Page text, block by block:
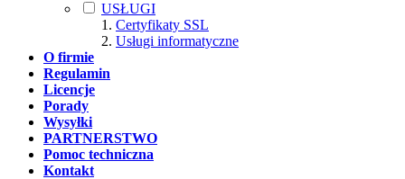
USŁUGI
Certyfikaty SSL
Usługi informatyczne
O firmie
Regulamin
Licencje
Porady
Wysyłki
PARTNERSTWO
Pomoc techniczna
Kontakt